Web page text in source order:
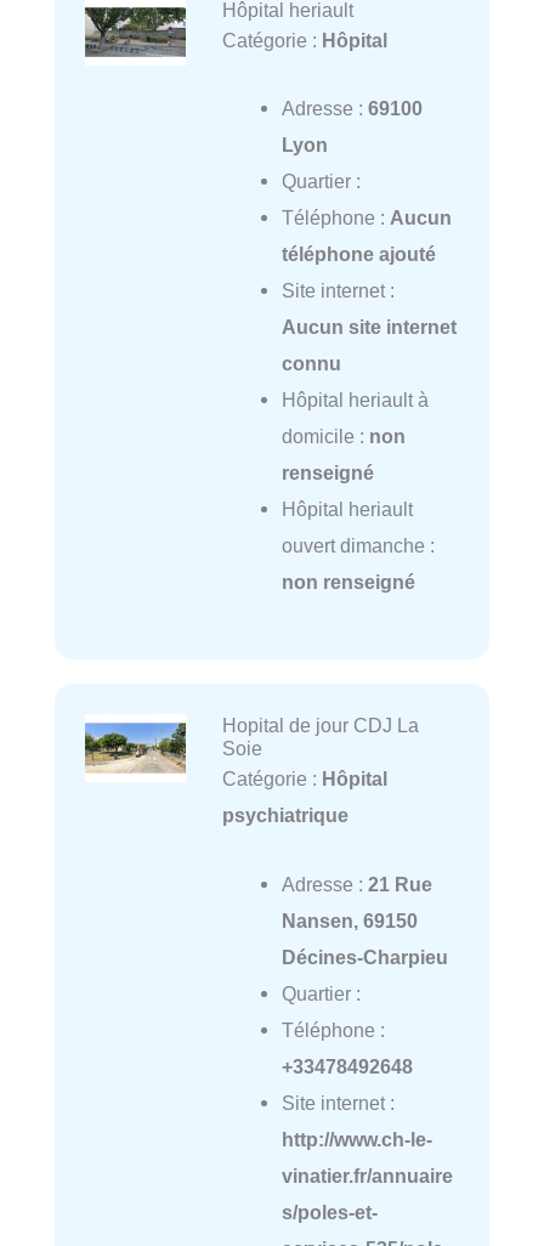
Hôpital heriault
Catégorie : Hôpital
Adresse : 69100
Lyon
Quartier :
Téléphone : Aucun
téléphone ajouté
Site internet :
Aucun site internet
connu
Hôpital heriault à
domicile : non
renseigné
Hôpital heriault
ouvert dimanche :
non renseigné
Hopital de jour CDJ La
Soie
Catégorie : Hôpital
psychiatrique
Adresse : 21 Rue
Nansen, 69150
Décines-Charpieu
Quartier :
Téléphone :
+33478492648
Site internet :
http://www.ch-le-
vinatier.fr/annuaire
s/poles-et-